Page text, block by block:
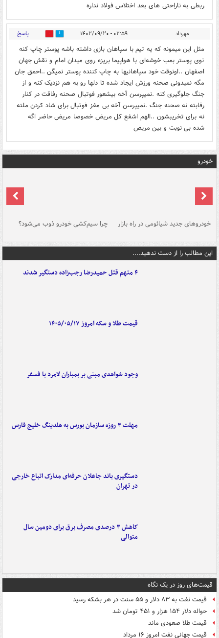
ربطی به ناراحتی های بعد اختلاس فولاد نداره
مهرداد ۰۲:۵۹ - ۱۴۰۲/۰۹/۲۰ 0 پاسخ
مثل این میمونه که یه تیم با سپاهان بازی داشته باشه پوستر چاپ کنه
توی پوستر بمب خوشه‌ای با هواپیما بریزه روی میدان امام و نقش جهان
اصفهان ..اونوقت خود سپاهانیها به چاپ کننده پوستر نمیگن ..احمق جان
مگه نمیدونی صحنه ورزش ایجاد شده تا دلها رو به هم نزدیک کنه و از
جنگ جلوگیری کنه .نمیپرسن آخه بیشعور فوتبال صحنه رفاقت در کنار
رقابته نه صحنه جنگ .نمیپرسن آخه بی مغز فوتبال برای شاد کردن ملته
نه برای تخریبشون ..الهم اشفع کل مریض خصوصا مریض حاضر اگه
شده بی نوبت و بین مریض
خودرو
خودروهای جدید شیائومی در راه بازار چرا سیم‌کشی خودرو ذوب می‌شود؟
این مطالب را از دست ندهید....
۴ متهم قتل حمیدرضا رجب‌زاده دستگیر شدند
قیمت طلا و سکه امروز ۱۴۰۵/۰۵/۱۷
وجود شواهدی مبنی بر بمباران لامرد با فسفر
مهلت ۳ روزه سازمان بورس به هلدینگ خلیج فارس
دستگیری باند جاعلان حرفه‌ای مدارک اتباع خارجی
در تهران
کاهش ۳ درصدی مصرف برق برای دومین سال
متوالی
قیمت‌های روز در یک نگاه
قیمت نفت به ۸۳ دلار و ۵۵ سنت در هر بشکه رسید
حواله دلار ۱۵۴ هزار و ۴۵۱ تومان شد
قیمت طلا صعودی ماند
قیمت جهانی نفت امروز ۱۶ مرداد